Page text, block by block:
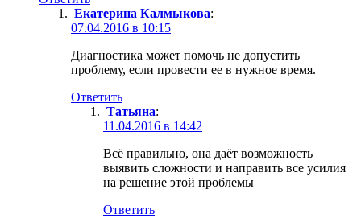
Екатерина Калмыкова:
07.04.2016 в 10:15
Диагностика может помочь не допустить
проблему, если провести ее в нужное время.
Ответить
Татьяна:
11.04.2016 в 14:42
Всё правильно, она даёт возможность
выявить сложности и направить все усилия
на решение этой проблемы
Ответить